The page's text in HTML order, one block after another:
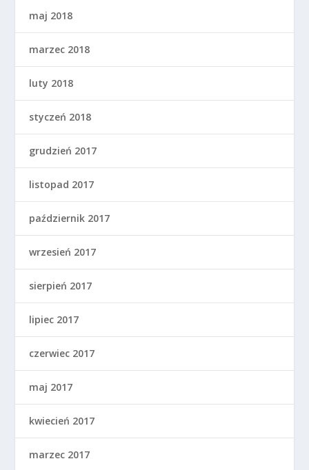
maj 2018
marzec 2018
luty 2018
styczeń 2018
grudzień 2017
listopad 2017
październik 2017
wrzesień 2017
sierpień 2017
lipiec 2017
czerwiec 2017
maj 2017
kwiecień 2017
marzec 2017